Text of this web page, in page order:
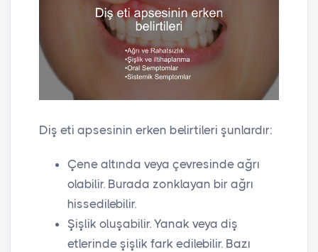
Diş eti apsesinin erken belirtileri şunlardır:
Çene altında veya çevresinde ağrı
olabilir. Burada zonklayan bir ağrı
hissedilebilir.
Şişlik oluşabilir. Yanak veya diş
etlerinde şişlik fark edilebilir. Bazı